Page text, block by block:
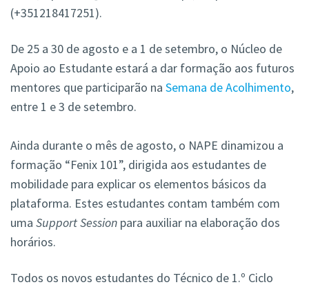
(+351218417251).
De 25 a 30 de agosto e a 1 de setembro, o Núcleo de
Apoio ao Estudante estará a dar formação aos futuros
mentores que participarão na Semana de Acolhimento,
entre 1 e 3 de setembro.
Ainda durante o mês de agosto, o NAPE dinamizou a
formação “Fenix 101”, dirigida aos estudantes de
mobilidade para explicar os elementos básicos da
plataforma. Estes estudantes contam também com
uma Support Session para auxiliar na elaboração dos
horários.
Todos os novos estudantes do Técnico de 1.º Ciclo